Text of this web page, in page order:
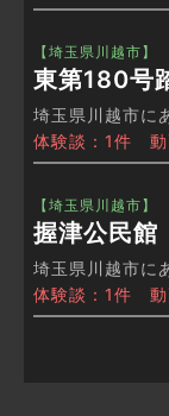
【埼玉県川越市】
東第180号
埼玉県川越市に
体験談：1件 動
【埼玉県川越市】
握津公民館
埼玉県川越市に
体験談：1件 動